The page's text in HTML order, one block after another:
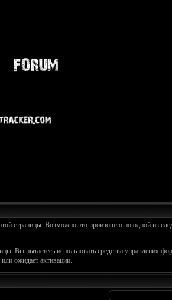
страницы. Возможно это произошло по одной из
Вы пытаетесь использовать средства
ожидает активации.